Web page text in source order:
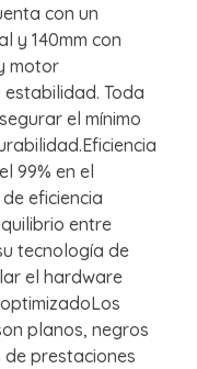
con un
y 140mm con
motor
Toda
el mínimo
99% en el
de eficiencia
entre
tecnología de
el hardware
planos, negros
prestaciones